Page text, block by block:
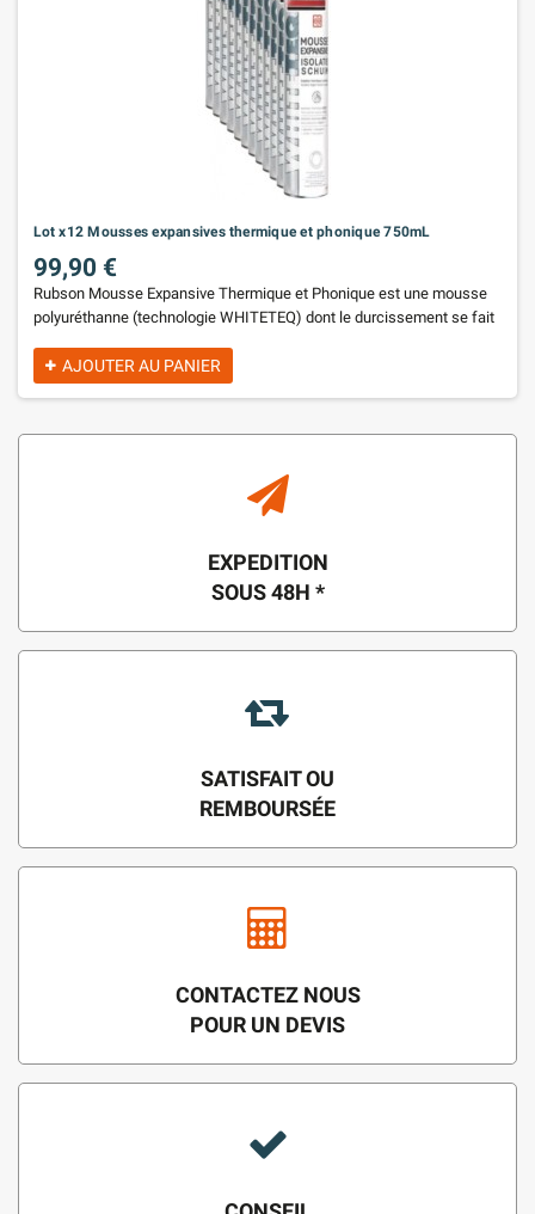
Aérosol pistolable de 750ml ou Aérosol manuel en 500ml et 750ml.
Lot x12 Mousses expansives thermique et phonique 750mL
99,90 €
Rubson Mousse Expansive Thermique et Phonique est une mousse
polyuréthanne (technologie WHITETEQ) dont le durcissement se fait
Calfeutrement des ouvertures de construction de toit et des
matériaux d’isolation Création d’écrans insonorisés Isolation des
pistolable 750ml
AJOUTER AU PANIER
EXPEDITION
SOUS 48H *
SATISFAIT OU
REMBOURSÉE
CONTACTEZ NOUS
POUR UN DEVIS